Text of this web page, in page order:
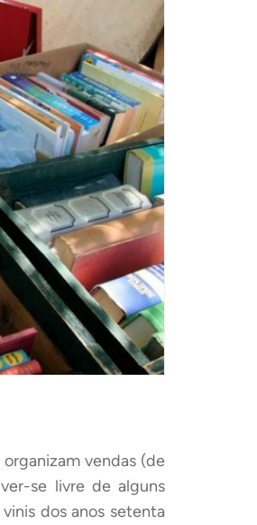
vendas (de
se livre de alguns
dos anos setenta